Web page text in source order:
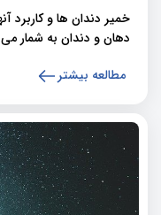
خمیر دندان ها و کاربرد
دهان و دندان به شمار
مطالعه بیشتر